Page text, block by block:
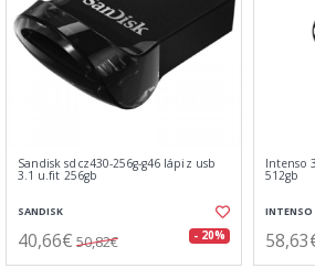
Sandisk sdcz430-256g-g46 lápiz usb
3.1 u.fit 256gb
SANDISK
40,66€ 50,82€ - 20%
Intenso
512gb
INTENSO